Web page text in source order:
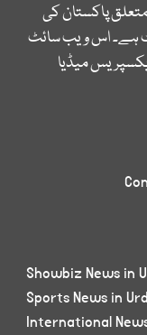
پاکستان کی
ہے۔ اس ویب سائٹ
میڈیا
Showbiz News in
Sports News in
International